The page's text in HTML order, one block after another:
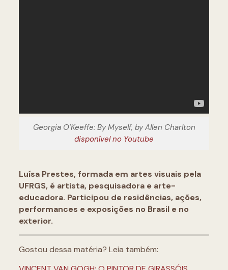
Georgia O’Keeffe: By Myself, by Allen Charlton
disponível no Youtube
Luísa Prestes, formada em artes visuais pela
UFRGS, é artista, pesquisadora e arte-
educadora. Participou de residências, ações,
performances e exposições no Brasil e no
exterior.
Gostou dessa matéria? Leia também: